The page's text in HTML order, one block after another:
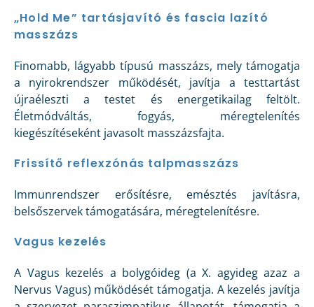
„Hold Me” tartásjavító és fascia lazító
masszázs
Finomabb, lágyabb típusú masszázs, mely támogatja
a nyirokrendszer működését, javítja a testtartást
újraéleszti a testet és energetikailag feltölt.
Életmódváltás, fogyás, méregtelenítés
kiegészítéseként javasolt masszázsfajta.
Frissítő reflexzónás talpmasszázs
Immunrendszer erősítésre, emésztés javításra,
belsőszervek támogatására, méregtelenítésre.
Vagus kezelés
A Vagus kezelés a bolygóideg (a X. agyideg azaz a
Nervus Vagus) működését támogatja. A kezelés javítja